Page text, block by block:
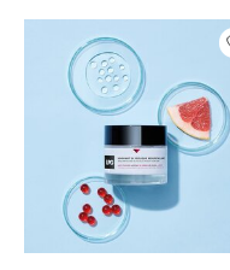
Produkt-Karussell-